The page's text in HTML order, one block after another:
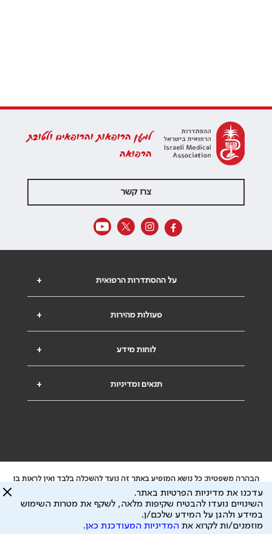
למען הרופאות והרופאים ולטובת
הרפואה
צרו קשר
+ על ההסתדרות הרפואית
+ פעולות מהירות
+ לוחות מידע
+ תנאים ומדיניות
הבהרה משפטית: כל נושא המופיע באתר זה נועד להשכלה בלבד ואין לראות בו
ייעוץ רפואי או משפטי. אין הר"י אחראית לתוכן המתפרסם באתר זה ולכל נזק
שעלול להיגרם.
ידוע לי שהר"י אוספת ושומרת מידע אישי לצורך מתן השרות וכי חלק ממנו עשוי
להיות מועבר לצדדים שלישיים, הכל בכפוף למדיניות הפרטיות
עדכנו את מדיניות הפרטיות באתר.
השינויים נועדו להבטיח שקיפות מלאה, לשקף את מטרות השימוש
במידע ולהגן על המידע שלכם/ן.
מוזמנים/ות לקרוא את המדיניות המעודכנת כאן.